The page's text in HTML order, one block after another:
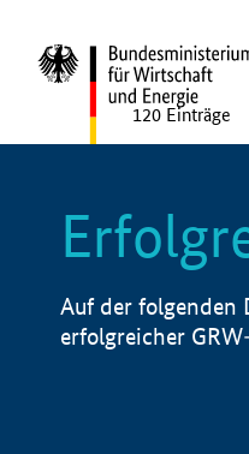
120 Einträge
Auf der folgenden
erfolgreicher